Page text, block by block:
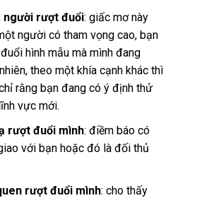
người rượt đuổi: giấc mơ này
người có tham vọng cao, bạn
hình mẫu mà mình đang
theo một khía cạnh khác thì
rằng bạn đang có ý định thử
vực mới.
rượt đuổi mình: điềm báo có
với bạn hoặc đó là đối thủ
rượt đuổi mình: cho thấy